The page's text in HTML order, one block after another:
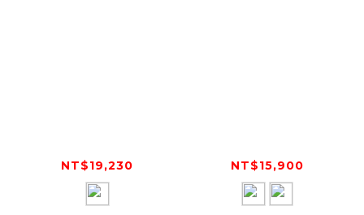
LEATHER JACKET
兩件式皮衣外套
NT$19,230
Touring & Urban
Jacket 兩件式皮衣外
套
NT$15,900